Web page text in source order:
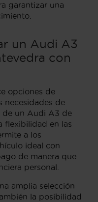
garantizar una
un Audi A3
con
opciones de
necesidades de
de un Audi A3 de
flexibilidad en las
a los
ideal con
de manera que
personal.
amplia selección
la posibilidad